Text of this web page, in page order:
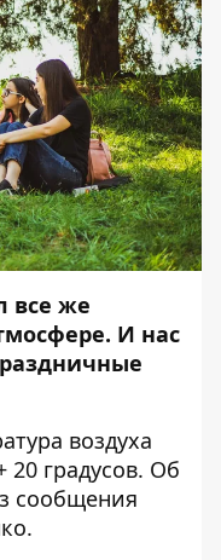
все же
И нас
воздуха
20 градусов. Об
сообщения